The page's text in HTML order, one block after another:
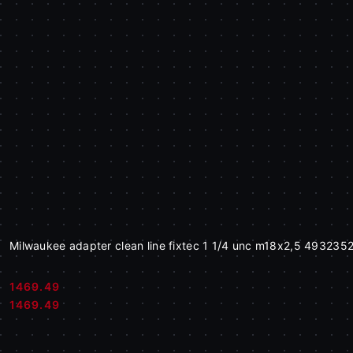
Milwaukee adapter clean line fixtec 1 1/4 unc m18x2,5
Cena:
1469.49
Cena:
1469.49